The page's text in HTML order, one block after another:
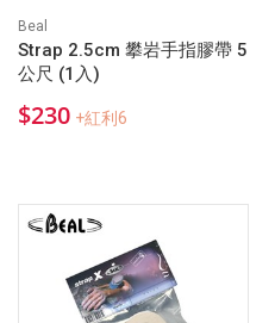
Beal
Strap 2.5cm 攀岩手指膠帶 5
公尺 (1入)
$230 +紅利6